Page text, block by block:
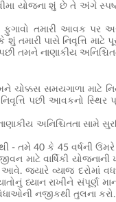
વીમા યોજના શું છે તે અંગે
તમારી આવક પર
તમારી પાસે નિવૃત્તિ
તમને નાણાકીય
ચોક્કસ સમયગાળા માટે
પછી આવકનો સ્થિર
અનિશ્ચિતતા
નથી - તમે 40 કે 45 વર્ષની
માટે વાર્ષિકી
જ્યારે વ્યાજ દરોમાં
ધ્યાન રાખીને સંપૂર્ણ
નજીકથી તુલના